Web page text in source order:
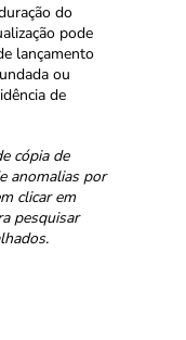
do
pode
lançamento
ou
de
cópia de
anomalias por
clicar em
pesquisar